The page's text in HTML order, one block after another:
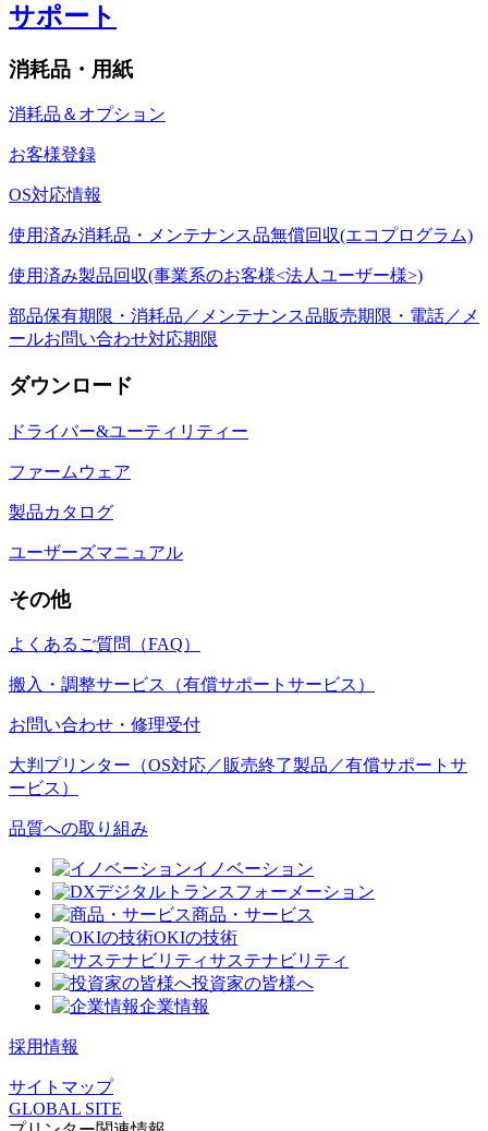
サポート
消耗品・用紙
消耗品＆オプション
お客様登録
OS対応情報
使用済み消耗品・メンテナンス品無償回収(エコプログラム)
使用済み製品回収(事業系のお客様<法人ユーザー様>)
部品保有期限・消耗品／メンテナンス品販売期限・電話／メ
ールお問い合わせ対応期限
ダウンロード
ドライバー&ユーティリティー
ファームウェア
製品カタログ
ユーザーズマニュアル
その他
よくあるご質問（FAQ）
搬入・調整サービス（有償サポートサービス）
お問い合わせ・修理受付
大判プリンター（OS対応／販売終了製品／有償サポートサ
ービス）
品質への取り組み
イノベーション
デジタルトランスフォーメーション
商品・サービス
OKIの技術
サステナビリティ
投資家の皆様へ
企業情報
採用情報
サイトマップ
GLOBAL SITE